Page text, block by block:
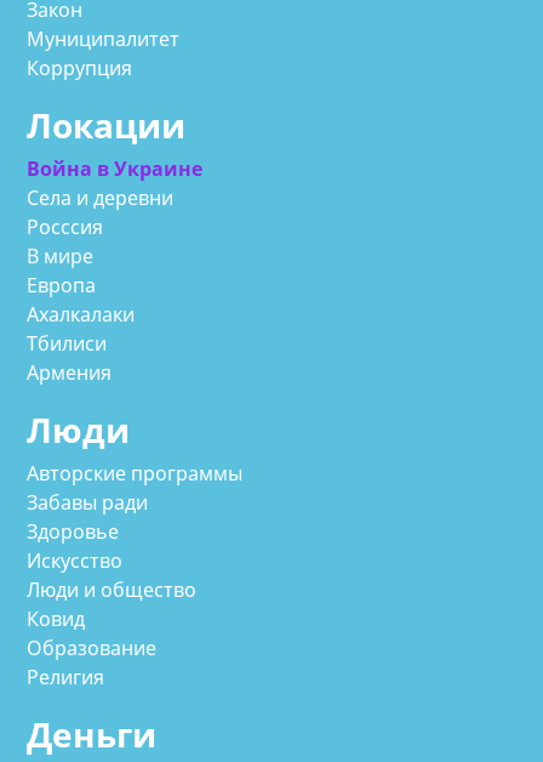
Закон
Муниципалитет
Коррупция
Локации
Война в Украине
Села и деревни
Росссия
В мире
Европа
Ахалкалаки
Тбилиси
Армения
Люди
Авторские программы
Забавы ради
Здоровье
Искусство
Люди и общество
Ковид
Образование
Религия
Деньги